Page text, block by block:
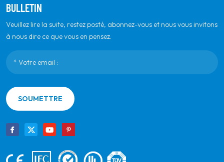
BULLETIN
Veuillez lire la suite, restez posté, abonnez-vous et nous vous invitons
à nous dire ce que vous en pensez.
SOUMETTRE